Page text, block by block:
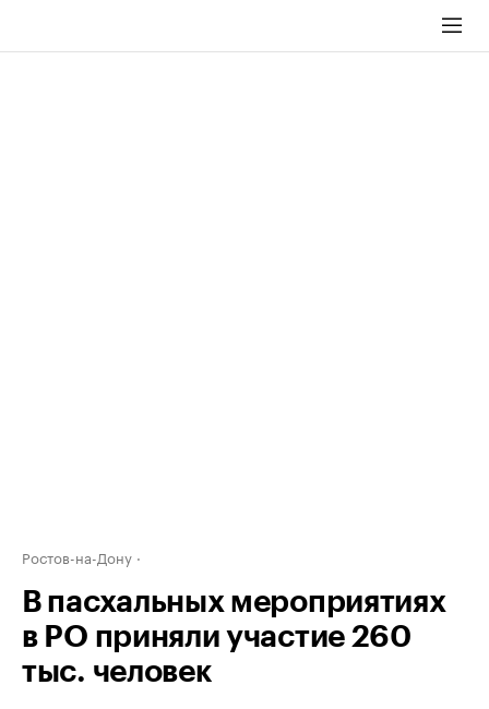
Ростов-на-Дону
В пасхальных мероприятиях
в РО приняли участие 260
тыс. человек